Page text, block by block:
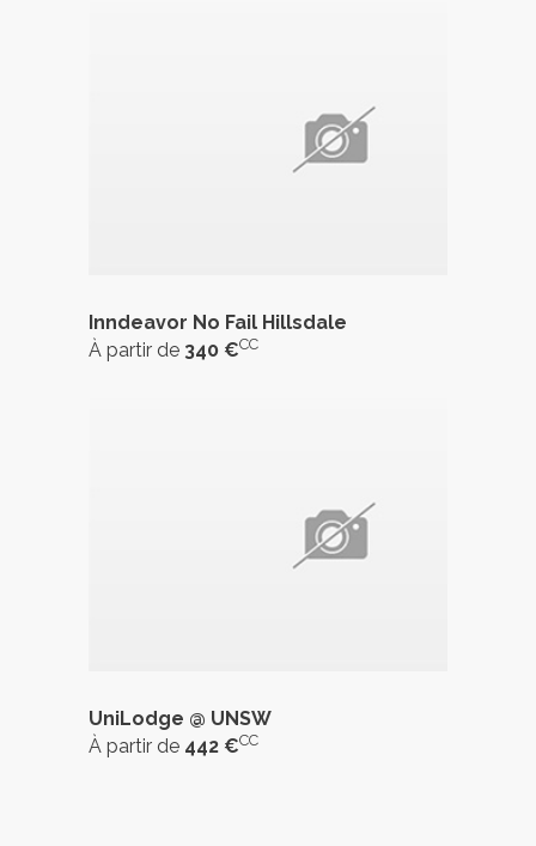
Inndeavor No Fail Hillsdale
À partir de 340 €CC
UniLodge @ UNSW
À partir de 442 €CC